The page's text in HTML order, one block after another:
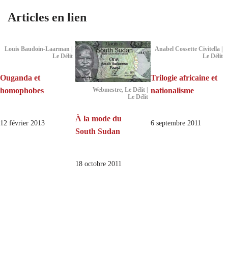
Articles en lien
Louis Baudoin-Laarman |
Le Délit
Ouganda et
homophobes
12 février 2013
Webmestre, Le Délit |
Le Délit
À la mode du
South Sudan
18 octobre 2011
Anabel Cossette Civitella |
Le Délit
Trilogie africaine et
nationalisme
6 septembre 2011